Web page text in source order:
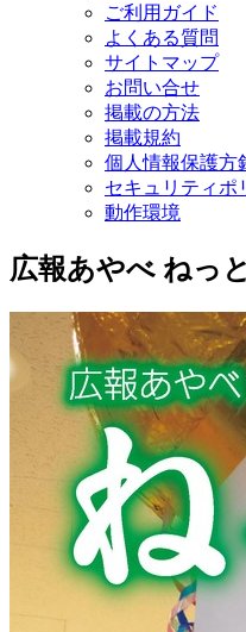
ご利用ガイド
よくある質問
サイトマップ
お問い合せ
掲載の方法
掲載規約
個人情報保護方
セキュリティポ
動作環境
広報あやべ ねっ